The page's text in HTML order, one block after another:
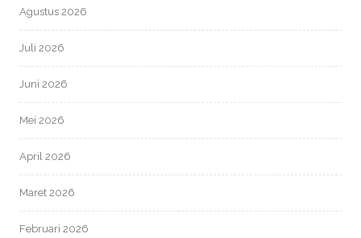
Agustus 2026
Juli 2026
Juni 2026
Mei 2026
April 2026
Maret 2026
Februari 2026